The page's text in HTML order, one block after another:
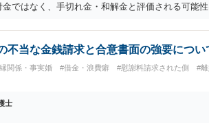
ではなく、手切れ金・和解金と評価される可能
性はあると考えます。 ② 「今後一切関与しない
の程度証拠価値があるのか ⇒前後のやり取りや
ることは認められるのか。 ⇒おそらく１００万
得した）として返還請求されているものかと推察
在、収入も不安定で貯金もなくリボ払い借金が既
為、一括で220万円を支払う事は困難 仮に裁判で
不当な金銭請求と合意書面の強要につい
関係・事実婚 #借金・浪費癖 #慰謝料請求された側 #
士